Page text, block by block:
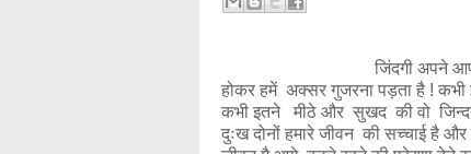
जिंदगी अपने आप
होकर हमें अक्सर गुजरना पड़ता है !
कभी इतने मीठे और सुखद की वो
दुःख दोनों हमारे जीवन की सच्चाई है और